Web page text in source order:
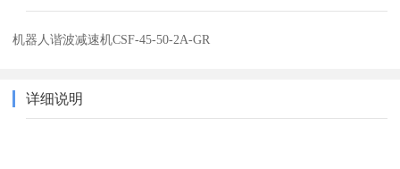
机器人谐波减速机CSF-45-50-2A-GR
详细说明